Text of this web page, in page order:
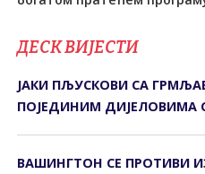
ДЕСК ВИЈЕСТИ
ЈАКИ ПЉУСКОВИ СА
ПОЈЕДИНИМ ДИЈЕЛОВИМА
ВАШИНГТОН СЕ ПРОТИВИ